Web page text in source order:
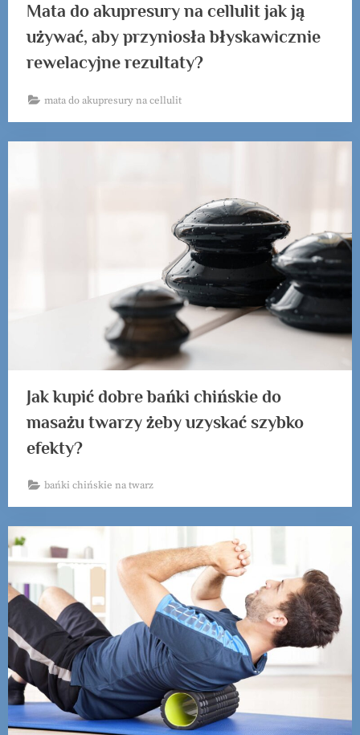
Mata do akupresury na cellulit jak ją
używać, aby przyniosła błyskawicznie
rewelacyjne rezultaty?
mata do akupresury na cellulit
Jak kupić dobre bańki chińskie do
masażu twarzy żeby uzyskać szybko
efekty?
bańki chińskie na twarz